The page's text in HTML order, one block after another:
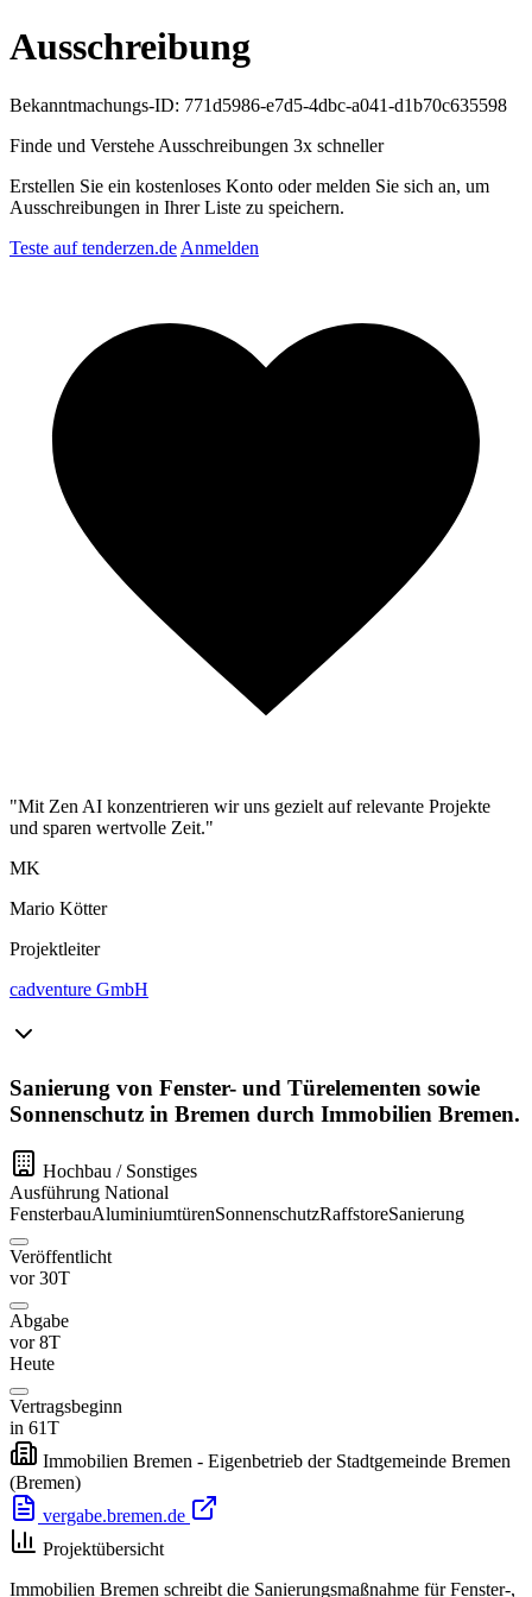
Ausschreibung
Bekanntmachungs-ID: 771d5986-e7d5-4dbc-a041-d1b70c635598
Finde und Verstehe Ausschreibungen 3x schneller
Erstellen Sie ein kostenloses Konto oder melden Sie sich an, um
Ausschreibungen in Ihrer Liste zu speichern.
Teste auf tenderzen.de Anmelden
"Mit Zen AI konzentrieren wir uns gezielt auf relevante Projekte
und sparen wertvolle Zeit."
MK
Mario Kötter
Projektleiter
cadventure GmbH
Sanierung von Fenster- und Türelementen sowie
Sonnenschutz in Bremen durch Immobilien Bremen.
Hochbau / Sonstiges
Ausführung National
FensterbauAluminiumtürenSonnenschutzRaffstoreSanierung
Veröffentlicht
vor 30T
Abgabe
vor 8T
Heute
Vertragsbeginn
in 61T
Immobilien Bremen - Eigenbetrieb der Stadtgemeinde Bremen
(Bremen)
vergabe.bremen.de
Projektübersicht
Immobilien Bremen schreibt die Sanierungsmaßnahme für Fenster-,